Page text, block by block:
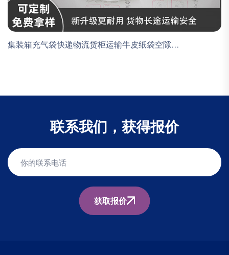
集装箱充气袋快递物流货柜运输牛皮纸袋空隙...
联系我们，获得报价
获取报价